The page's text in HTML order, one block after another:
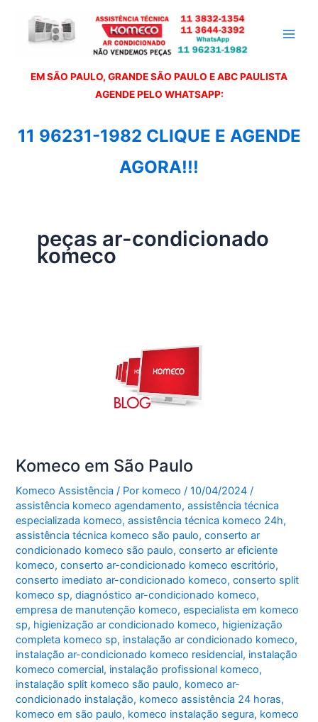
EM SÃO PAULO, GRANDE SÃO PAULO E ABC PAULISTA
AGENDE PELO WHATSAPP:
11 96231-1982 CLIQUE E AGENDE
AGORA!!!
peças ar-condicionado
komeco
Komeco em São Paulo
Komeco Assistência / Por komeco/10/04/2024/
assistência komeco agendamento,assistência técnica
especializada komeco,assistência técnica komeco 24h,
assistência técnica komeco são paulo,conserto ar
condicionado komeco são paulo,conserto ar eficiente
komeco,conserto ar-condicionado komeco escritório,
conserto imediato ar-condicionado komeco,conserto split
komeco sp,diagnóstico ar-condicionado komeco,
empresa de manutenção komeco,especialista em komeco
sp, higienização ar condicionado komeco, higienização
completa komeco sp, instalação ar condicionado komeco,
instalação ar-condicionado komeco residencial, instalação
komeco comercial, instalação profissional komeco,
instalação split komeco são paulo, komeco ar-
condicionado instalação, komeco assistência 24 horas,
komeco em são paulo, komeco instalação segura, komeco